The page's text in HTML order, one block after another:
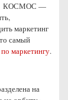
КОСМОС —
маркетинг
самый
маркетингу.
на